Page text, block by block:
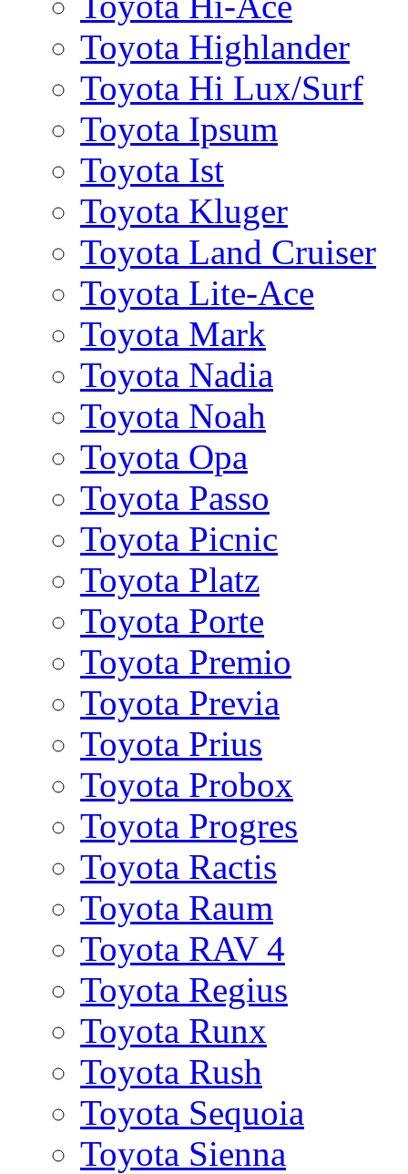
Toyota Highlander
Toyota Hi Lux/Surf
Toyota Ipsum
Toyota Ist
Toyota Kluger
Toyota Land Cruiser
Toyota Lite-Ace
Toyota Mark
Toyota Nadia
Toyota Noah
Toyota Opa
Toyota Passo
Toyota Picnic
Toyota Platz
Toyota Porte
Toyota Premio
Toyota Previa
Toyota Prius
Toyota Probox
Toyota Progres
Toyota Ractis
Toyota Raum
Toyota RAV 4
Toyota Regius
Toyota Runx
Toyota Rush
Toyota Sequoia
Toyota Sienna